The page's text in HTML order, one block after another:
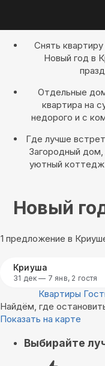
Снять
Новый год в
Отдельные
квартира на
недорого и с
Где лучше
Загородный дом,
уютный коттедж
Новый
1 предложение в
Криуша
31 дек — 7 янв, 2 гостя
Квартиры
Найдём, где
Показать на карте
Выбирайте